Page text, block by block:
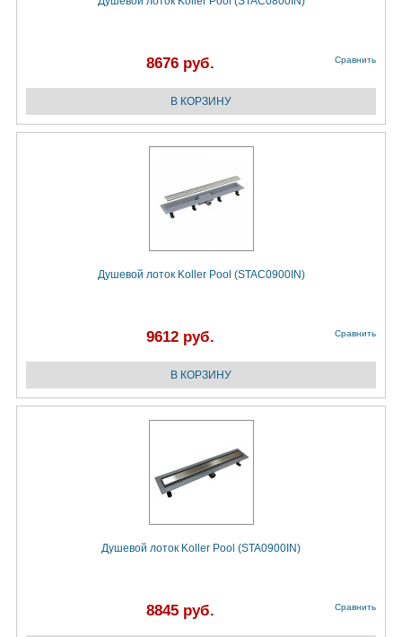
8676 руб. Сравнить
Душевой лоток Koller Pool (STAC0900IN)
9612 руб. Сравнить
Душевой лоток Koller Pool (STA0900IN)
8845 руб. Сравнить